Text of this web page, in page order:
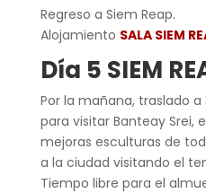
Regreso a Siem Reap.
Alojamiento SALA SIEM
Día 5 SIEM
Por la mañana, traslado a
para visitar Banteay Srei,
mejoras esculturas de
a la ciudad visitando el
Tiempo libre para el